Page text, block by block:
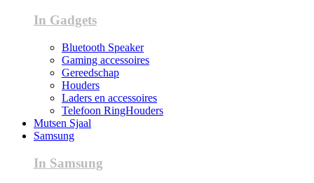
In Gadgets
Bluetooth Speaker
Gaming accessoires
Gereedschap
Houders
Laders en accessoires
Telefoon RingHouders
Mutsen Sjaal
Samsung
In Samsung